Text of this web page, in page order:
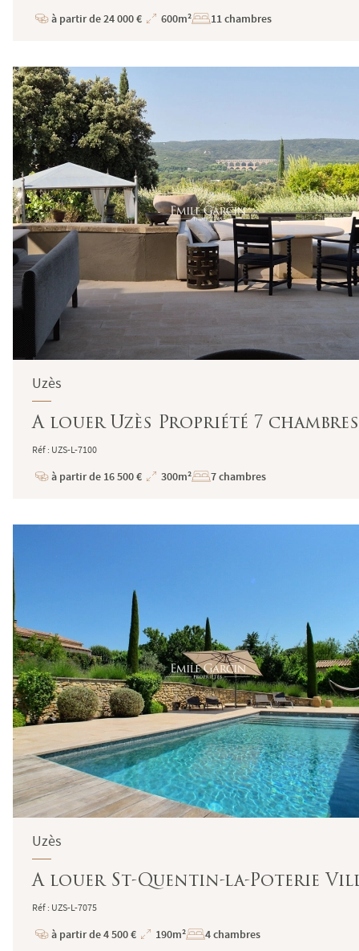
Prix
à partir de 24 000 €
Superficie
600m² 11 chambres
Uzès
A louer Uzès Propriété 7
Réf : UZS-L-7100
Prix
à partir de 16 500 €
Superficie
300m² 7 chambres
Uzès
A louer St-Quentin-la-Poterie
Réf : UZS-L-7075
Prix
à partir de 4 500 €
Superficie
190m² 4 chambres